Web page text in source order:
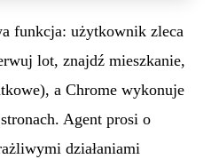
funkcja: użytkownik zleca
lot, znajdź mieszkanie,
a Chrome wykonuje
Agent prosi o
działaniami